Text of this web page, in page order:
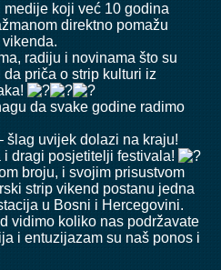
koji već 10 godina
direktno pomažu
radiju i novinama što su
priča o strip kulturi iz
da svake godine radimo
uvijek dolazi na kraju!
dragi posjetitelji festivala!
broju, i svojim prisustvom
strip vikend postanu jedna
u Bosni i Hercegovini.
vidimo koliko nas podržavate
i entuzijazam su naš ponos i